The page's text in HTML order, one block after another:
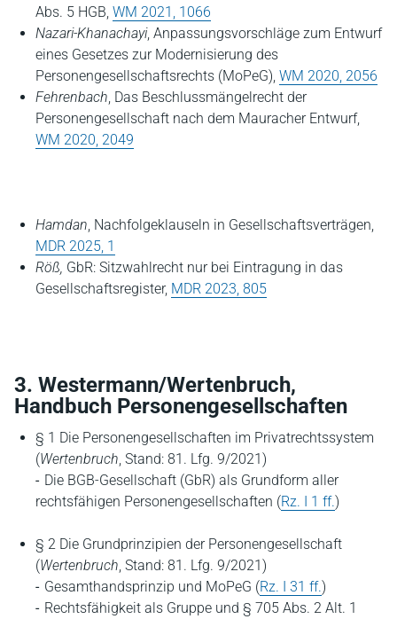
Abs. 5 HGB, WM 2021, 1066
Nazari-Khanachayi, Anpassungsvorschläge zum Entwurf
eines Gesetzes zur Modernisierung des
Personengesellschaftsrechts (MoPeG), WM 2020, 2056
Fehrenbach, Das Beschlussmängelrecht der
Personengesellschaft nach dem Mauracher Entwurf,
WM 2020, 2049
Hamdan, Nachfolgeklauseln in Gesellschaftsverträgen,
MDR 2025, 1
Röß, GbR: Sitzwahlrecht nur bei Eintragung in das
Gesellschaftsregister, MDR 2023, 805
3. Westermann/Wertenbruch,
Handbuch Personengesellschaften
§ 1 Die Personengesellschaften im Privatrechtssystem
(Wertenbruch, Stand: 81. Lfg. 9/2021)
Die BGB-Gesellschaft (GbR) als Grundform aller
rechtsfähigen Personengesellschaften (Rz. I 1 ff.)
§ 2 Die Grundprinzipien der Personengesellschaft
(Wertenbruch, Stand: 81. Lfg. 9/2021)
Gesamthandsprinzip und MoPeG (Rz. I 31 ff.)
Rechtsfähigkeit als Gruppe und § 705 Abs. 2 Alt. 1